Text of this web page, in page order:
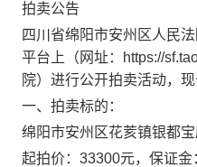
拍卖公告
四川省绵阳市安州区人民
平台上（网址：
https://
院）进行公开拍卖活动，现
一、拍卖标的：
绵阳市安州区花荄镇银都宝
起拍价： 33300元，保证金